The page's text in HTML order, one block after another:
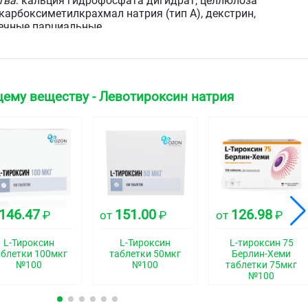
натрия (тип А), декстрин,
парциальные.
L-Тироксин 100 Берлин-Хеми левотироксин
левовращающим изомером тироксина, который
железой человека. Для организма человека не
веществу - Левотироксин натрия
146.47 ₽
L-Тироксин
100мкг
№100
от 151.00 ₽
L-Тироксин
таблетки 50мкг
№100
от 126.98 ₽
L-тироксин 75
Берлин-Хеми
таблетки 75мкг
№100